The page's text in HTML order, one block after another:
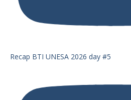
Recap BTI UNESA 2026 day #5